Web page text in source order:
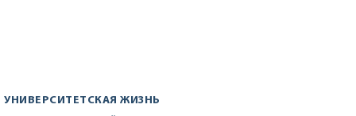
УНИВЕРСИТЕТСКАЯ ЖИЗНЬ